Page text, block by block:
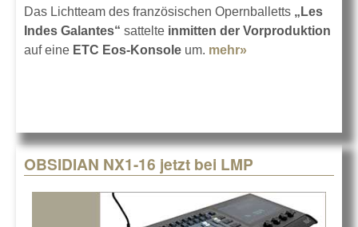
Das Lichtteam des französischen Opernballetts „Les
Indes Galantes“ sattelte inmitten der Vorproduktion
auf eine ETC Eos-Konsole um. mehr»
OBSIDIAN NX1-16 jetzt bei LMP